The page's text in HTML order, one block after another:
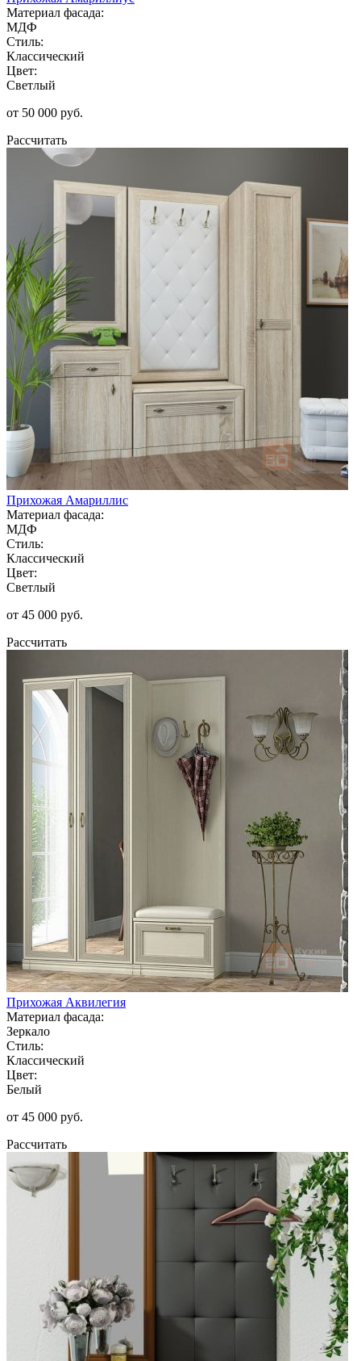
Материал фасада:
МДФ
Стиль:
Классический
Цвет:
Светлый
от 50 000 руб.
Рассчитать
Прихожая Амариллис
Материал фасада:
МДФ
Стиль:
Классический
Цвет:
Светлый
от 45 000 руб.
Рассчитать
Прихожая Аквилегия
Материал фасада:
Зеркало
Стиль:
Классический
Цвет:
Белый
от 45 000 руб.
Рассчитать